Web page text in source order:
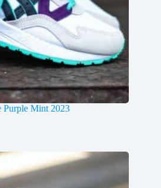
Mint 2023